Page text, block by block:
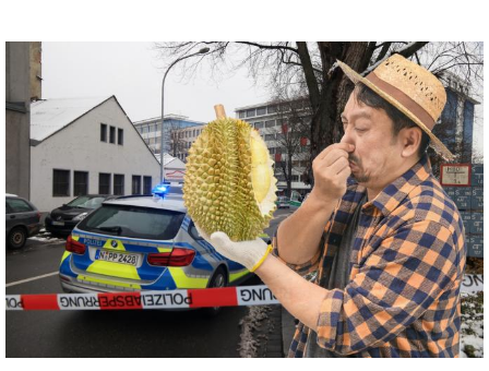
Image